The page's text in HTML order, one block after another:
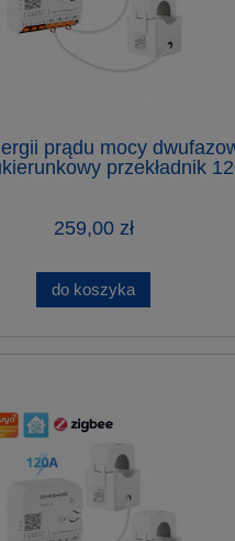
prądu mocy
przekładnik
259,00 zł
do koszyka